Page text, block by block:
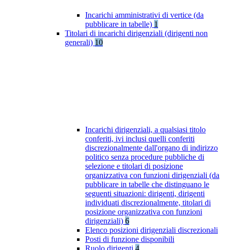
Incarichi amministrativi di vertice (da
pubblicare in tabelle) 1
Titolari di incarichi dirigenziali (dirigenti non
generali) 10
Incarichi dirigenziali, a qualsiasi titolo
conferiti, ivi inclusi quelli conferiti
discrezionalmente dall'organo di indirizzo
politico senza procedure pubbliche di
selezione e titolari di posizione
organizzativa con funzioni dirigenziali (da
pubblicare in tabelle che distinguano le
seguenti situazioni: dirigenti, dirigenti
individuati discrezionalmente, titolari di
posizione organizzativa con funzioni
dirigenziali) 6
Elenco posizioni dirigenziali discrezionali
Posti di funzione disponibili